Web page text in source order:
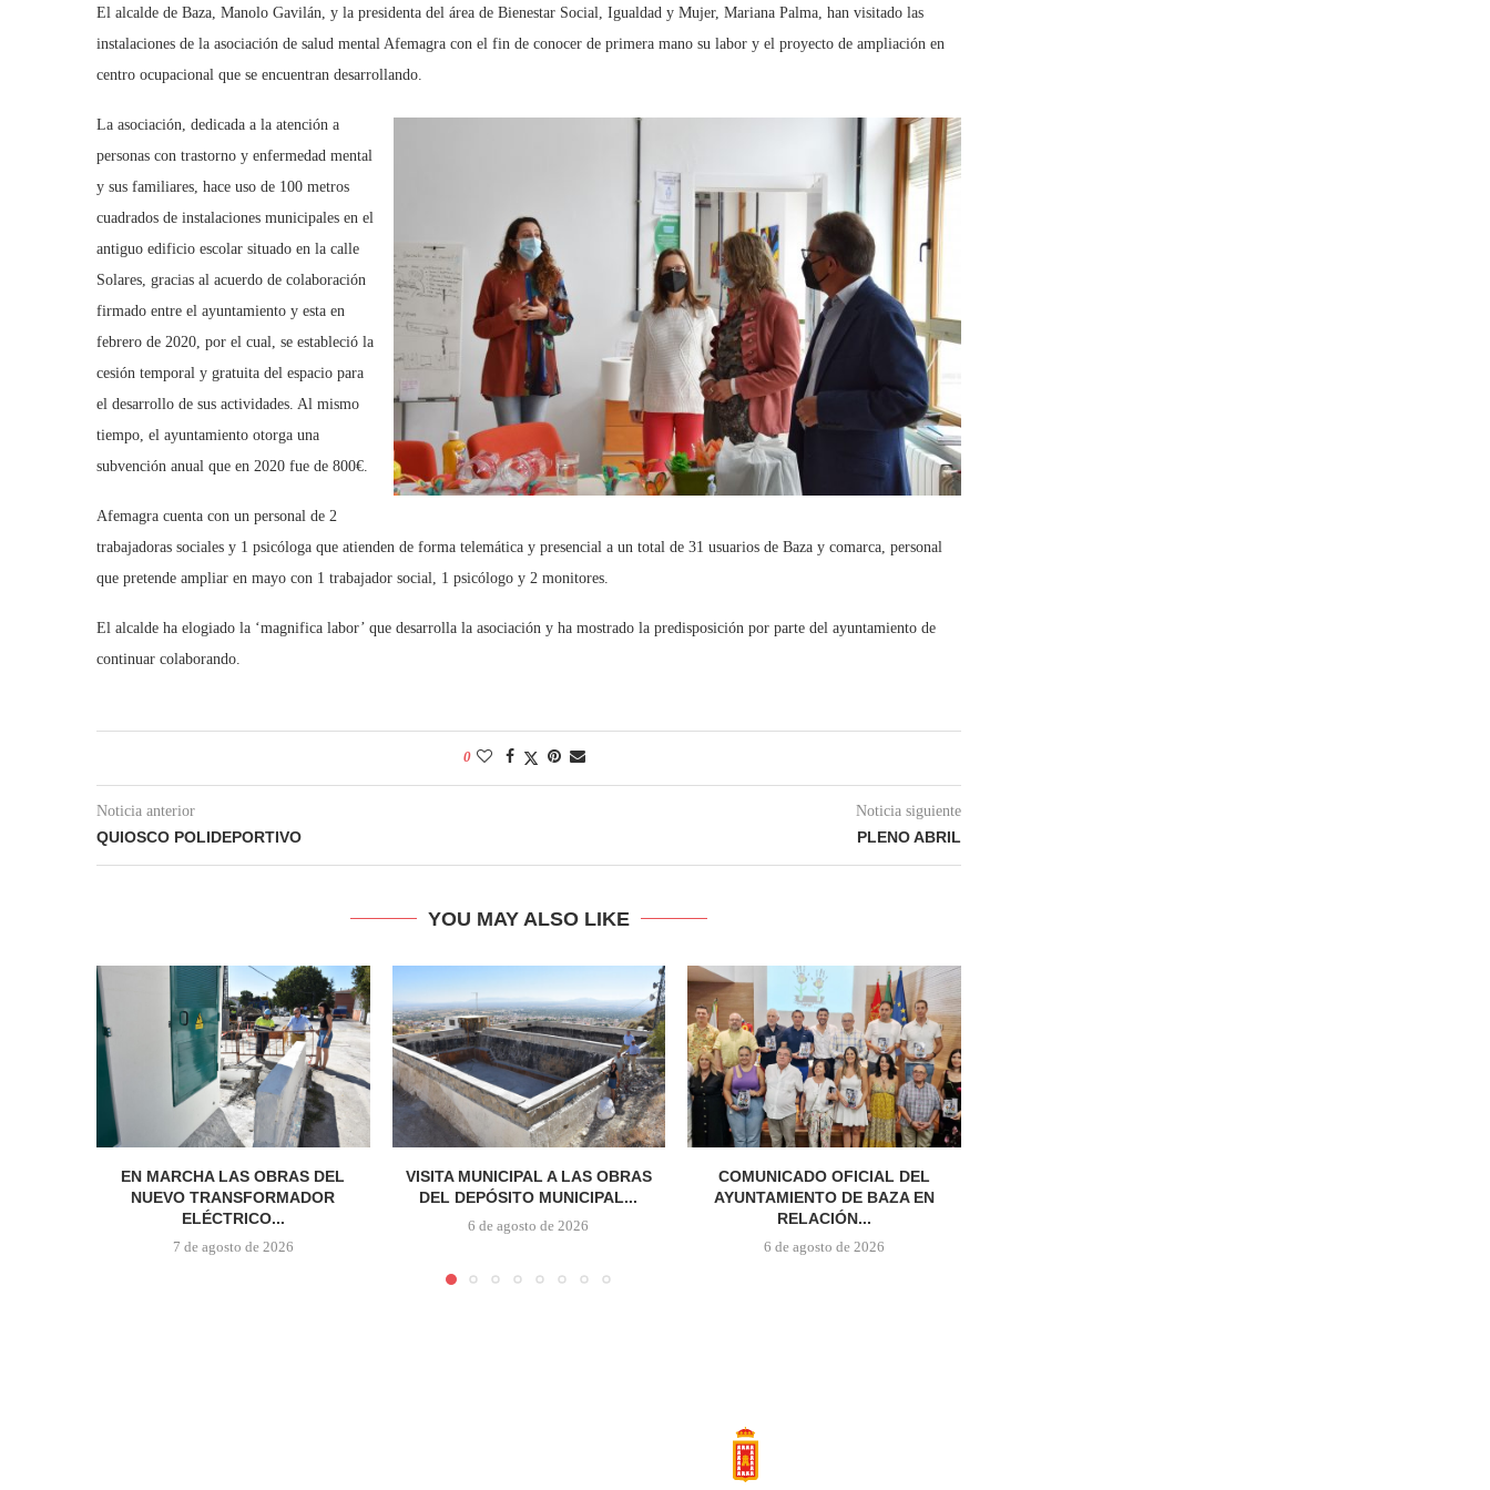
El alcalde de Baza, Manolo Gavilán, y la presidenta del área de Bienestar Social, Igualdad y Mujer, Mariana Palma, han visitado las
instalaciones de la asociación de salud mental Afemagra con el fin de conocer de primera mano su labor y el proyecto de ampliación en
centro ocupacional que se encuentran desarrollando.
La asociación, dedicada a la atención a
personas con trastorno y enfermedad mental
y sus familiares, hace uso de 100 metros
cuadrados de instalaciones municipales en el
antiguo edificio escolar situado en la calle
Solares, gracias al acuerdo de colaboración
firmado entre el ayuntamiento y esta en
febrero de 2020, por el cual, se estableció la
cesión temporal y gratuita del espacio para
el desarrollo de sus actividades. Al mismo
tiempo, el ayuntamiento otorga una
subvención anual que en 2020 fue de 800€.
Afemagra cuenta con un personal de 2
trabajadoras sociales y 1 psicóloga que atienden de forma telemática y presencial a un total de 31 usuarios de Baza y comarca, personal
que pretende ampliar en mayo con 1 trabajador social, 1 psicólogo y 2 monitores.
El alcalde ha elogiado la ‘magnifica labor’ que desarrolla la asociación y ha mostrado la predisposición por parte del ayuntamiento de
continuar colaborando.
0
Noticia anterior
QUIOSCO POLIDEPORTIVO
Noticia siguiente
PLENO ABRIL
YOU MAY ALSO LIKE
EN MARCHA LAS OBRAS DEL
NUEVO TRANSFORMADOR
ELÉCTRICO...
7 de agosto de 2026
VISITA MUNICIPAL A LAS OBRAS
DEL DEPÓSITO MUNICIPAL...
6 de agosto de 2026
COMUNICADO OFICIAL DEL
AYUNTAMIENTO DE BAZA EN
RELACIÓN...
6 de agosto de 2026